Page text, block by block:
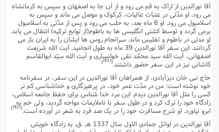
آقا نورالدین از اراک به قم مى رود و از آن جا به اصفهان و سپس به کرمانشاه
مى رود. او مدّتى در عتبات عالیات، کرکوک و موصل مى ماند و سپس به
اسلامبول مى رود. او 6 ماه بعد، به حلب مى رود و پس از مدّتى به اسلامبول
برمى گردد و توسط کشتى انگلیسى ها به باطوم(از توابع ترکیه) انتقال مى یابد.
او مدتى در باطوم و تفلیس ماند. سرانجام روس ها ایشان را به ایران باز مى
گردانند. این سفر آقا نورالدین 39 ماه به طول انجامید. آیت الله شریعت
اصفهانى، آیت الله سید محمّد تقى خوانسارى و آیت الله سیّد ابوالقاسم
کاشانى نیز در این سفر حضور داشتند. [61]
)
حاج نبى خان دیزآبادى، از همراهان آقا نورالدین در این سفر، در سفرنامه
خود نوشته است: من در مدّت عمر خود، در پرهیزگارى و خداشناسى کم تر
کسى را مثل آقا نورالدین دیدم. این مرد خدا شناس براى حفظ جامعه اسلامى،
زادگاه خود را ترک کرد و در طول سفر با ناملایمات مواجه گردید، ولى خم به
ابرو نیاورد. او شرح مسافرت خود را در یک صد فرد به شعر در آورده است.(
[62]
)
آقا نورالدین در اوائل جمادى الاول سال 1337 هـ .ق. به زادگاه خویش